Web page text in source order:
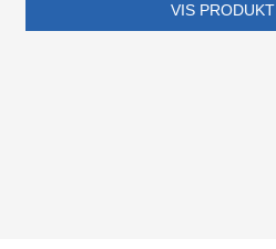
VIS PRODUKT